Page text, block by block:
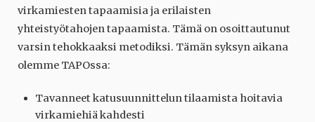
virkamiesten tapaamisia ja erilaisten
yhteistyötahojen tapaamista. Tämä on osoittautunut
varsin tehokkaaksi metodiksi. Tämän syksyn aikana
olemme TAPOssa:
Tavanneet katusuunnittelun tilaamista hoitavia
virkamiehiä kahdesti